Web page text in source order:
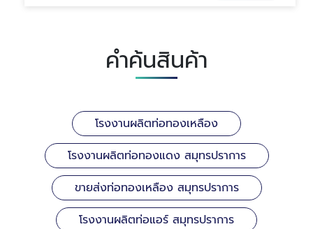
คำค้นสินค้า
โรงงานผลิตท่อทองเหลือง
โรงงานผลิตท่อทองแดง สมุทรปราการ
ขายส่งท่อทองเหลือง สมุทรปราการ
โรงงานผลิตท่อแอร์ สมุทรปราการ